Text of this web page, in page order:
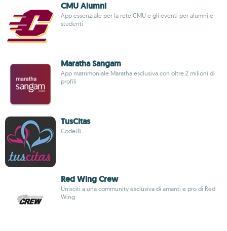
CMU Alumni
App essenziale per la rete CMU e gli eventi per alumni e
studenti
Maratha Sangam
App matrimoniale Maratha esclusiva con oltre 2 milioni di
profili
TusCitas
CodeJB
Red Wing Crew
Unisciti a una community esclusiva di amanti e pro di Red
Wing